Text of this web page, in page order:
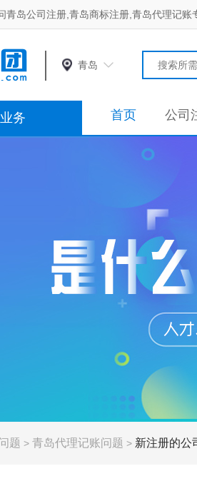
青岛公司注册,青岛商标注册,青岛代理记账
青岛
务 首页 公司
题 > 青岛代理记账问题 > 新注册的公